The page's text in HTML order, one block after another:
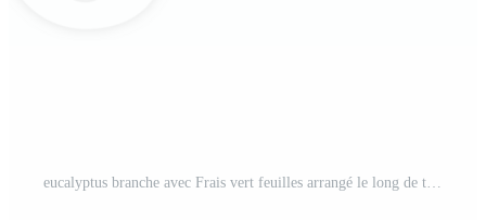
eucalyptus branche avec Frais vert feuilles arrangé le long de tige sur transparent Contexte PNG Pro